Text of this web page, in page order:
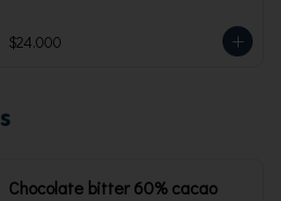
$24.000
Chocolate bitter 60% cacao